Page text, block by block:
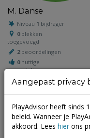
M. Danse
Niveau 1 bijdrager
0plekken
toegevoegd
2beoordelingen
0nuttige
beoordelingen
Schrijf een
Je e-mailadres wordt niet
Aangepast privacy
PlayAdvisor heeft sinds
beleid. Wanneer je
akkoord. Lees hier ons